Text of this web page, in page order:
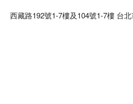
西藏路192號1-7樓及104號1-7樓 台